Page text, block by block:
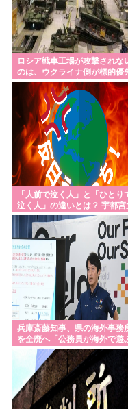
「日本人の祖先は
研究が解き明かす
高市早苗、明日8月
ボクシング元世界
を偽造して提出し
Powered by livedoor
ロシア戦車工場が攻撃されな
のは、ウクライナ側が標的優
順位は低いとは判断か？！
「人前で泣く人」と「ひとり
泣く人」の違いとは？ 宇都宮
学共同教育学部
兵庫斎藤知事、県の海外事務
を全廃へ「公務員が海外で遊
ためにあるだけ」